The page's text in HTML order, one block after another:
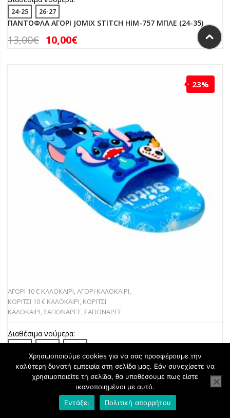
24-25 26-27
ΠΑΝΤΟΦΛΑ ΑΓΟΡΙ JOMIX STITCH HIM-757 ΜΠΛΕ (24-35)
13,00€ 10,00€
23%
ΑΓΟΡΙ 10 € ΚΑΛΟΚΑΙΡΙ,ΑΓΟΡΙ ΚΑΛΟΚΑΙΡΙ,
ΚΟΡΙΤΣΙ 10 € ΚΑΛΟΚΑΙΡΙ, ΚΟΡΙΤΣΙ
ΚΑΛΟΚΑΙΡΙ,ΣΑΓΙΟΝΑΡΕΣ,ΣΑΓΙΟΝΑΡΕΣ
Διαθέσιμα νούμερα:
24-25 26-27 34-35
ΠΑΝΤΟΦΛΑ ΑΓΟΡΙ JOMIX STITCH HIM-757 ΣΙΕΛ (24-35)
13,00€ 10,00€
Χρησιμοποιούμε cookies για να σας προσφέρουμε την
καλύτερη δυνατή εμπειρία στη σελίδα μας. Εάν συνεχίσετε να
χρησιμοποιείτε τη σελίδα, θα υποθέσουμε πως είστε
ικανοποιημένοι με αυτό.
Εντάξει
Πολιτική απορρήτου